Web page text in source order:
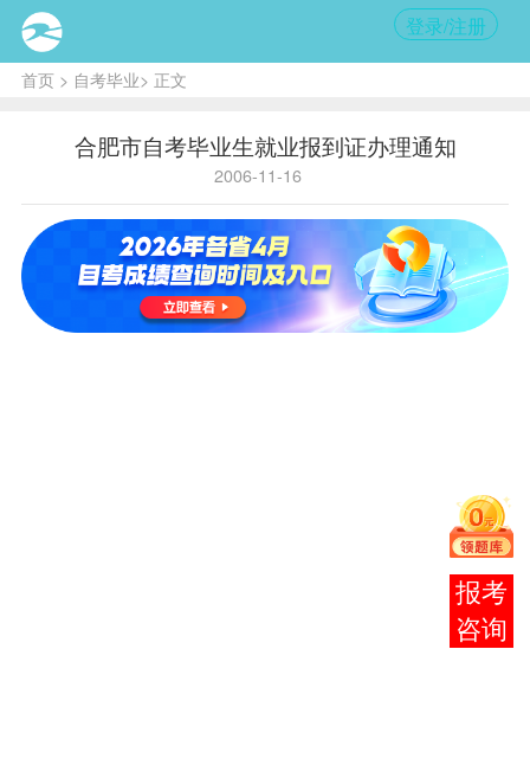
登录/注册
首页> 自考毕业> 正文
合肥市自考毕业生就业报到证办理通知
2006-11-16
核心
自
2006
在线
客服